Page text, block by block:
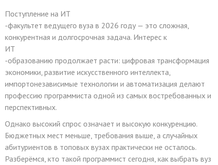
Поступление на ИТ
-факультет ведущего вуза в 2026 году — это сложная,
конкурентная и долгосрочная задача. Интерес к
ИТ
-образованию продолжает расти: цифровая трансформация
экономики, развитие искусственного интеллекта,
импортонезависимые технологии и автоматизация делают
профессию программиста одной из самых востребованных и
перспективных.
Однако высокий спрос означает и высокую конкуренцию.
Бюджетных мест меньше, требования выше, а случайных
абитуриентов в топовых вузах практически не осталось.
Разберёмся, кто такой программист сегодня, как выбрать вуз